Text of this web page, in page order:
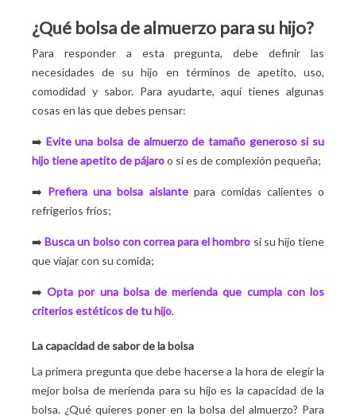
¿Qué bolsa de almuerzo para su hijo?
Para responder a esta pregunta, debe definir las
necesidades de su hijo en términos de apetito, uso,
comodidad y sabor. Para ayudarte, aquí tienes algunas
cosas en las que debes pensar:
➡️ Evite una bolsa de almuerzo de tamaño generoso si su
hijo tiene apetito de pájaroo si es de complexión pequeña;
➡️ Prefiera una bolsa aislantepara comidas calientes o
refrigerios fríos;
➡️Busca un bolso con correa para el hombro si su hijo tiene
que viajar con su comida;
➡️Opta por una bolsa de merienda que cumpla con los
criterios estéticos de tu hijo.
La capacidad de sabor de la bolsa
La primera pregunta que debe hacerse a la hora de elegir la
mejor bolsa de merienda para su hijo es la capacidad de la
bolsa. ¿Qué quieres poner en la bolsa del almuerzo? Para